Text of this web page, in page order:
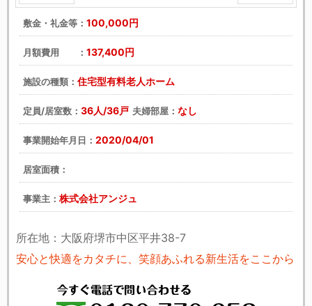
戻る
敷金・礼金等： 100,000円
月額費用 ： 137,400円
施設の種類： 住宅型有料老人ホーム
定員/居室数： 36人/36戸 夫婦部屋： なし
事業開始年月日： 2020/04/01
居室面積：
事業主： 株式会社アンジュ
所在地：大阪府堺市中区平井38-7
安心と快適をカタチに、笑顔あふれる新生活をここから